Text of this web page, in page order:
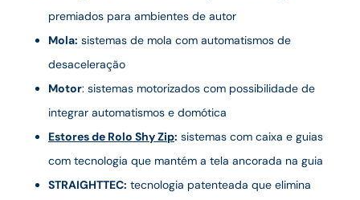
premiados para ambientes de autor
Mola: sistemas de mola com automatismos de
desaceleração
Motor: sistemas motorizados com possibilidade de
integrar automatismos e domótica
Estores de Rolo Shy Zip: sistemas com caixa e guias
com tecnologia que mantém a tela ancorada na guia
STRAIGHTTEC: tecnologia patenteada que elimina